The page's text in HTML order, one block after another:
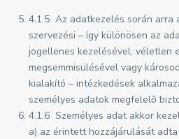
4.1.5 Az adatkezelés során arra
szervezési – így különösen az
jogellenes kezelésével, véletlen
megsemmisülésével vagy
kialakító – intézkedések
személyes adatok megfelelő
4.1.6 Személyes adat akkor
a) az érintett hozzájárulását